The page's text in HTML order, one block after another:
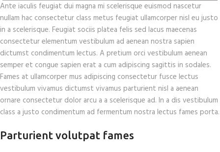
Ante iaculis feugiat dui magna mi scelerisque euismod nascetur
nullam hac consectetur class metus feugiat ullamcorper nisl eu justo
in a scelerisque. Feugiat sociis platea felis sed lacus maecenas
consectetur elementum vestibulum ad aenean nostra sapien
dictumst condimentum lectus. A pretium orci vestibulum aenean
semper et congue sapien erat a cum adipiscing sagittis in sodales.
Fames at ullamcorper mus adipiscing consectetur fusce lectus
vestibulum vivamus dictumst vivamus parturient nisl a aenean
ornare consectetur dolor arcu a a scelerisque ad. In a dis vestibulum
class a justo condimentum ad fermentum nostra lectus fames porta.
Parturient volutpat fames